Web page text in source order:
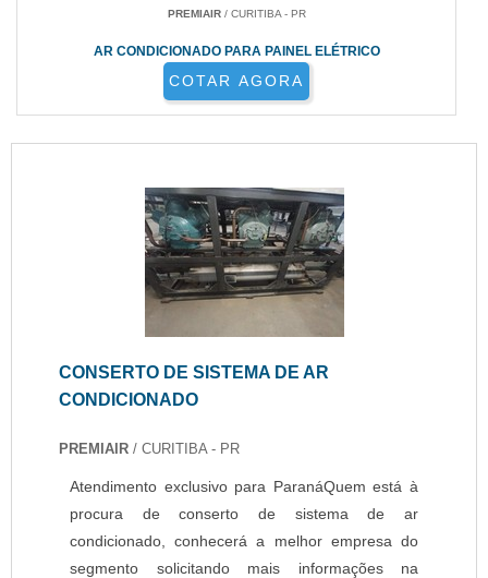
PREMIAIR/ CURITIBA - PR
AR CONDICIONADO PARA PAINEL ELÉTRICO
COTAR AGORA
CONSERTO DE SISTEMA DE AR
CONDICIONADO
PREMIAIR / CURITIBA - PR
Atendimento exclusivo para ParanáQuem está à
procura de conserto de sistema de ar
condicionado, conhecerá a melhor empresa do
segmento solicitando mais informações na